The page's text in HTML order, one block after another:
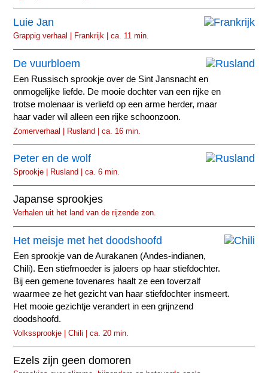
Luie Jan
Grappig verhaal | Frankrijk | ca. 11 min.
De vuurbloem
Een Russisch sprookje over de Sint Jansnacht en
onmogelijke liefde. De mooie dochter van een rijke en
trotse molenaar is verliefd op een arme herder, maar
haar vader wil alleen een rijke schoonzoon.
Zomerverhaal | Rusland | ca. 16 min.
Peter en de wolf
Sprookje | Rusland | ca. 6 min.
Japanse sprookjes
Verhalen uit het land van de rijzende zon.
Het meisje met het doodshoofd
Een sprookje van de Aurakanen (Andes-indianen,
Chili). Een stiefmoeder is jaloers op haar stiefdochter.
Bij een gemene tovenares haalt ze een toverzalf
waarmee ze het gezicht van haar stiefdochter insmeert.
Het mooie gezichtje verandert in een grijnzend
doodshoofd.
Volkssprookje | Chili | ca. 20 min.
Ezels zijn geen domoren